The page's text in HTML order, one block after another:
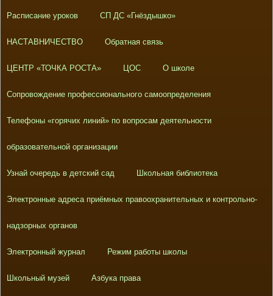
Расписание уроков СП ДС «Гнёздышко»
НАСТАВНИЧЕСТВО Обратная связь
ЦЕНТР «ТОЧКА РОСТА» ЦОС О школе
Сопровождение профессионального самоопределения
Телефоны «горячих линий» по вопросам деятельности
образовательной организации
Узнай очередь в детский сад Школьная библиотека
Электронные адреса приёмных правоохранительных и контрольно-
надзорных органов
Электронный журнал Режим работы школы
Школьный музей Азбука права